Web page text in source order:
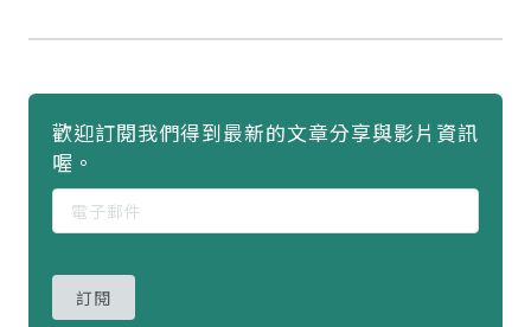
歡迎訂閱我們得到最新的文章分享與影片資訊
喔。
訂閱